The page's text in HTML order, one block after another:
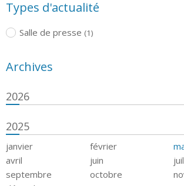
Types d'actualité
Salle de presse (1)
Archives
2026
2025
janvier février
avril
juin
septembre
octobre